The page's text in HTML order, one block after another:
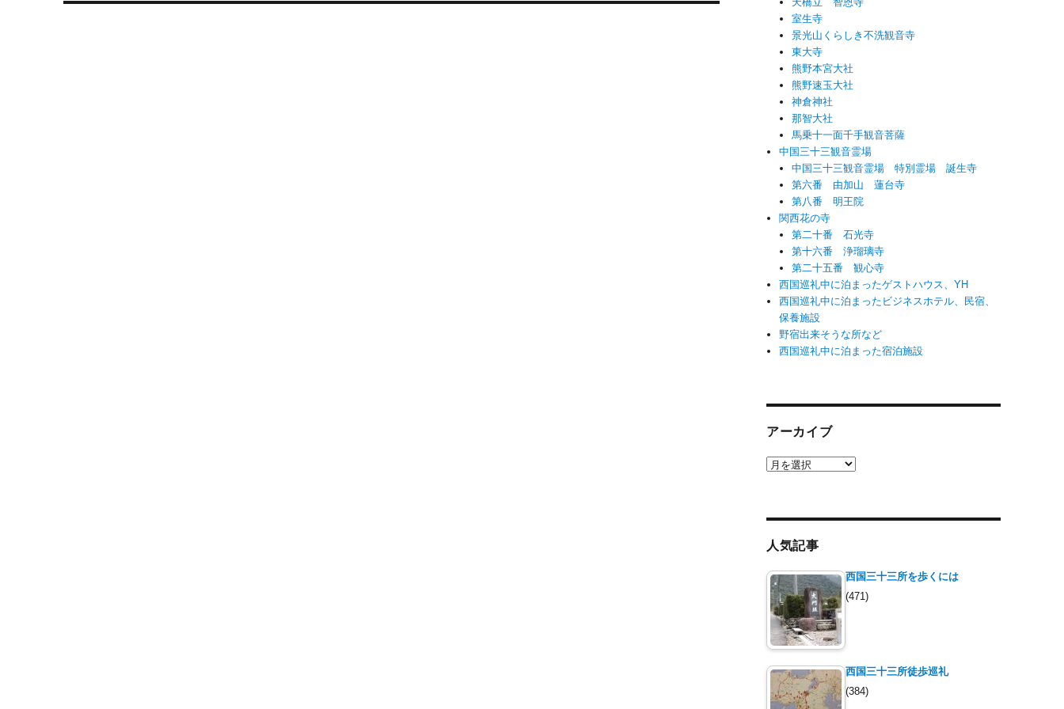
投
室生寺
景光山くらしき不洗観音寺
東大寺
熊野本宮大社
熊野速玉大社
神倉神社
那智大社
馬乗十一面千手観音菩薩
中国三十三観音霊場
中国三十三観音霊場 特別霊場 誕生寺
第六番 由加山 蓮台寺
第八番 明王院
関西花の寺
第二十番 石光寺
第十六番 浄瑠璃寺
第二十五番 観心寺
西国巡礼中に泊まったゲストハウス、YH
西国巡礼中に泊まったビジネスホテル、民宿、
保養施設
野宿出来そうな所など
西国巡礼中に泊まった宿泊施設
アーカイブ
ア
人気記事
西国三十三所を歩くには
(471)
西国三十三所徒歩巡礼
(384)